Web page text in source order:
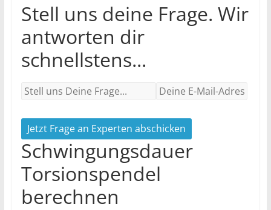
Stell uns deine Frage. Wir
antworten dir
schnellstens...
Jetzt Frage an Experten abschicken
Schwingungsdauer
Torsionspendel
berechnen